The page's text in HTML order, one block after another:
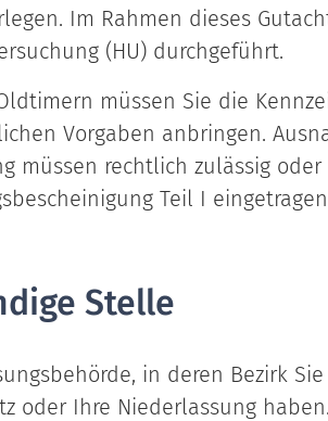
Im Rahmen dieses
(HU) durchgeführt.
müssen Sie die
Vorgaben anbringen.
müssen rechtlich zulässig
Teil I
Stelle
in deren Bezirk
oder Ihre Niederlassung